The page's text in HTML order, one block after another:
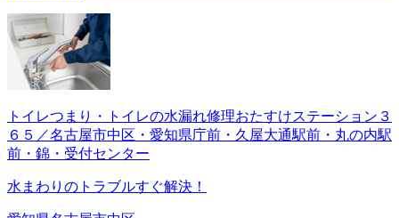
トイレつまり・トイレの水漏れ修理おたすけステーション３
６５／名古屋市中区・愛知県庁前・久屋大通駅前・丸の内駅
前・錦・受付センター
水まわりのトラブルすぐ解決！